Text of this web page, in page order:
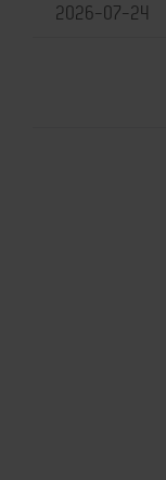
2026-07-24